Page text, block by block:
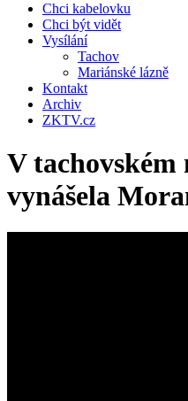
Chci kabelovku
Chci být vidět
Vysílání
Tachov
Mariánské lázně
Kontakt
Archiv
ZKTV.cz
V tachovském
vynášela